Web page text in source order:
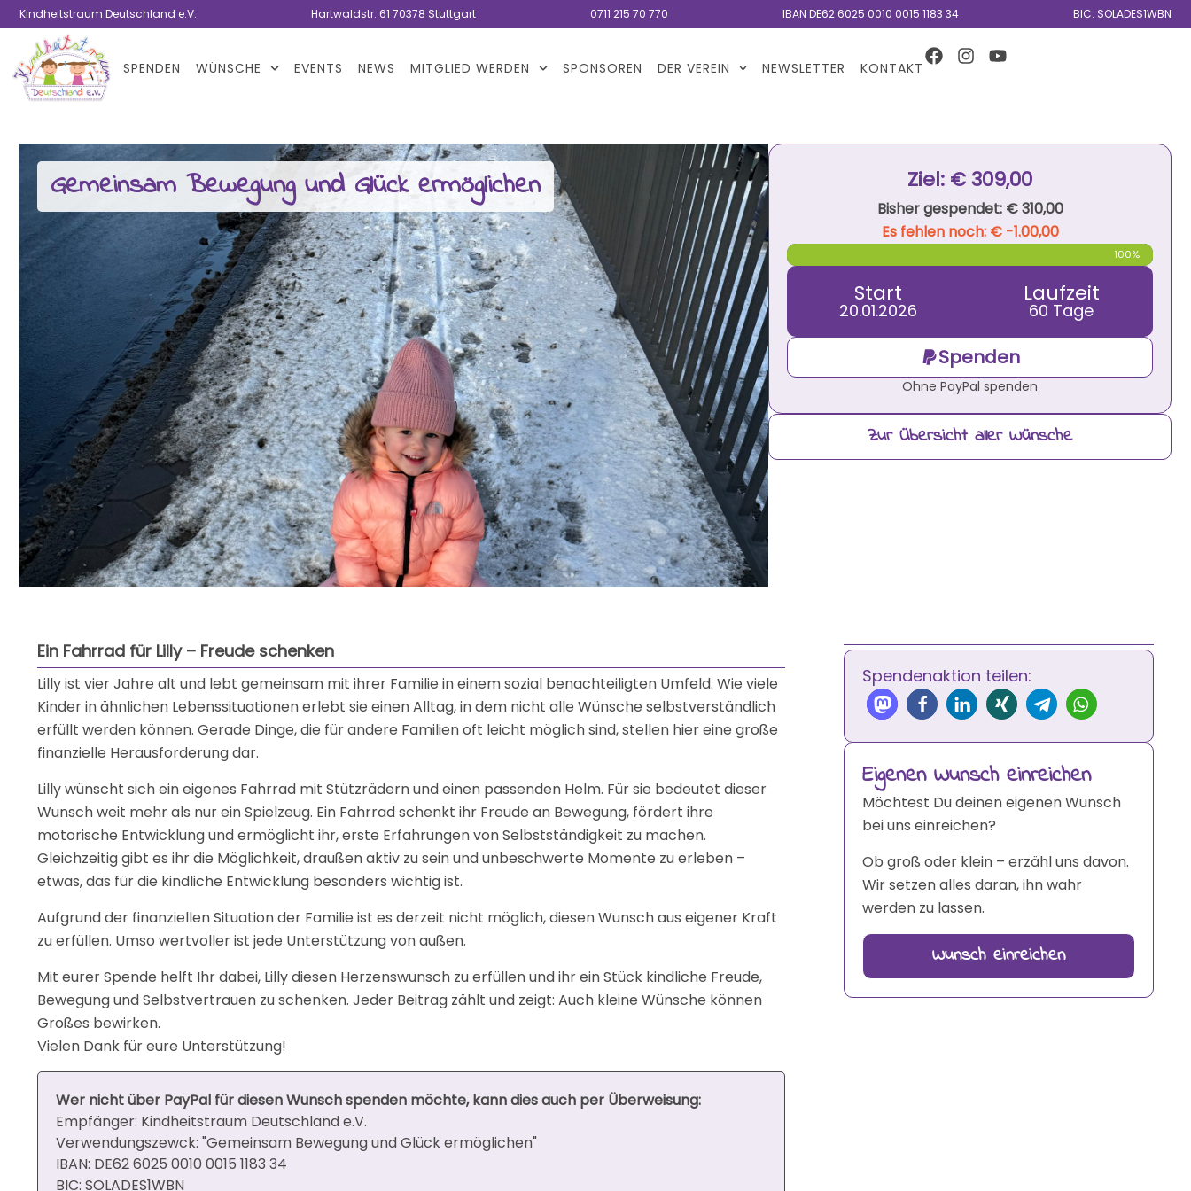
Kindheitstraum Deutschland e.V. Hartwaldstr. 61 70378 Stuttgart 0711 215 70 770 IBAN DE62 6025 0010 0015 1183 34 BIC: SOLADES1WBN
SPENDEN WÜNSCHE EVENTS NEWS MITGLIED WERDEN SPONSOREN DER VEREIN NEWSLETTER KONTAKT
Gemeinsam Bewegung und Glück ermöglichen Ziel: € 309,00
Bisher gespendet: € 310,00
Es fehlen noch: € -1.00,00
100%
Start
20.01.2026
Laufzeit
60 Tage
Spenden
Ohne PayPal spenden
Zur Übersicht aller Wünsche
Ein Fahrrad für Lilly – Freude schenken
Lilly ist vier Jahre alt und lebt gemeinsam mit ihrer Familie in einem sozial benachteiligten Umfeld. Wie viele
Kinder in ähnlichen Lebenssituationen erlebt sie einen Alltag, in dem nicht alle Wünsche selbstverständlich
erfüllt werden können. Gerade Dinge, die für andere Familien oft leicht möglich sind, stellen hier eine große
finanzielle Herausforderung dar.
Lilly wünscht sich ein eigenes Fahrrad mit Stützrädern und einen passenden Helm. Für sie bedeutet dieser
Wunsch weit mehr als nur ein Spielzeug. Ein Fahrrad schenkt ihr Freude an Bewegung, fördert ihre
motorische Entwicklung und ermöglicht ihr, erste Erfahrungen von Selbstständigkeit zu machen.
Gleichzeitig gibt es ihr die Möglichkeit, draußen aktiv zu sein und unbeschwerte Momente zu erleben –
etwas, das für die kindliche Entwicklung besonders wichtig ist.
Aufgrund der finanziellen Situation der Familie ist es derzeit nicht möglich, diesen Wunsch aus eigener Kraft
zu erfüllen. Umso wertvoller ist jede Unterstützung von außen.
Mit eurer Spende helft Ihr dabei, Lilly diesen Herzenswunsch zu erfüllen und ihr ein Stück kindliche Freude,
Bewegung und Selbstvertrauen zu schenken. Jeder Beitrag zählt und zeigt: Auch kleine Wünsche können
Großes bewirken.
Vielen Dank für eure Unterstützung!
Wer nicht über PayPal für diesen Wunsch spenden möchte, kann dies auch per Überweisung:
Empfänger: Kindheitstraum Deutschland e.V.
Verwendungszewck: "Gemeinsam Bewegung und Glück ermöglichen"
IBAN: DE62 6025 0010 0015 1183 34
BIC: SOLADES1WBN
Spendenaktion teilen:
Eigenen Wunsch einreichen
Möchtest Du deinen eigenen Wunsch
bei uns einreichen?
Ob groß oder klein – erzähl uns davon.
Wir setzen alles daran, ihn wahr
werden zu lassen.
Wunsch einreichen